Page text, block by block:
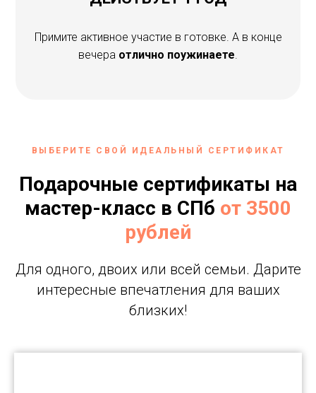
Примите активное участие в готовке. А в конце
вечера отлично поужинаете.
ВЫБЕРИТЕ СВОЙ ИДЕАЛЬНЫЙ СЕРТИФИКАТ
Подарочные сертификаты на
мастер-класс в СПб от 3500
рублей
Для одного, двоих или всей семьи. Дарите
интересные впечатления для ваших
близких!